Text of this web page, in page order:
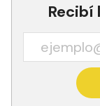
Recibí